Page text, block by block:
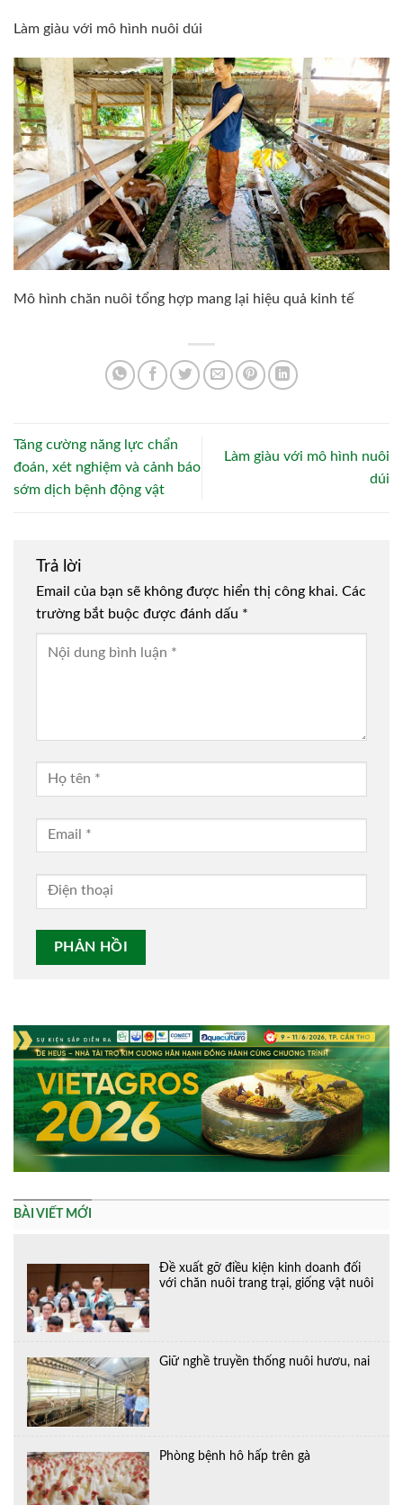
Làm giàu với mô hình nuôi dúi
Mô hình chăn nuôi tổng hợp mang lại hiệu quả kinh tế
Tăng cường năng lực chẩn
đoán, xét nghiệm và cảnh báo
sớm dịch bệnh động vật
Làm giàu với mô hình nuôi
dúi
Trả lời
Email của bạn sẽ không được hiển thị công khai. Các
trường bắt buộc được đánh dấu *
BÀI VIẾT MỚI
Đề xuất gỡ điều kiện kinh doanh đối
với chăn nuôi trang trại, giống vật nuôi
Giữ nghề truyền thống nuôi hươu, nai
Phòng bệnh hô hấp trên gà